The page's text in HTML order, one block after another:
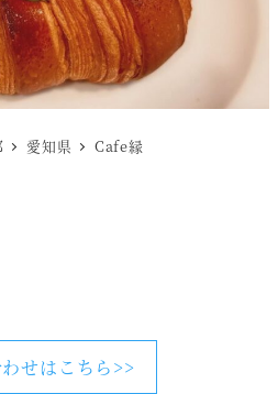
愛知県 Cafe縁
せはこちら>>